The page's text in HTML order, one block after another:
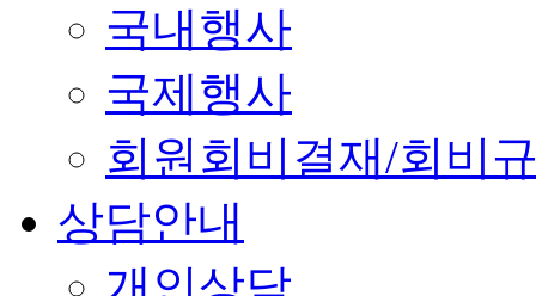
국내행사
국제행사
회원회비결재/회비
상담안내
개인상담